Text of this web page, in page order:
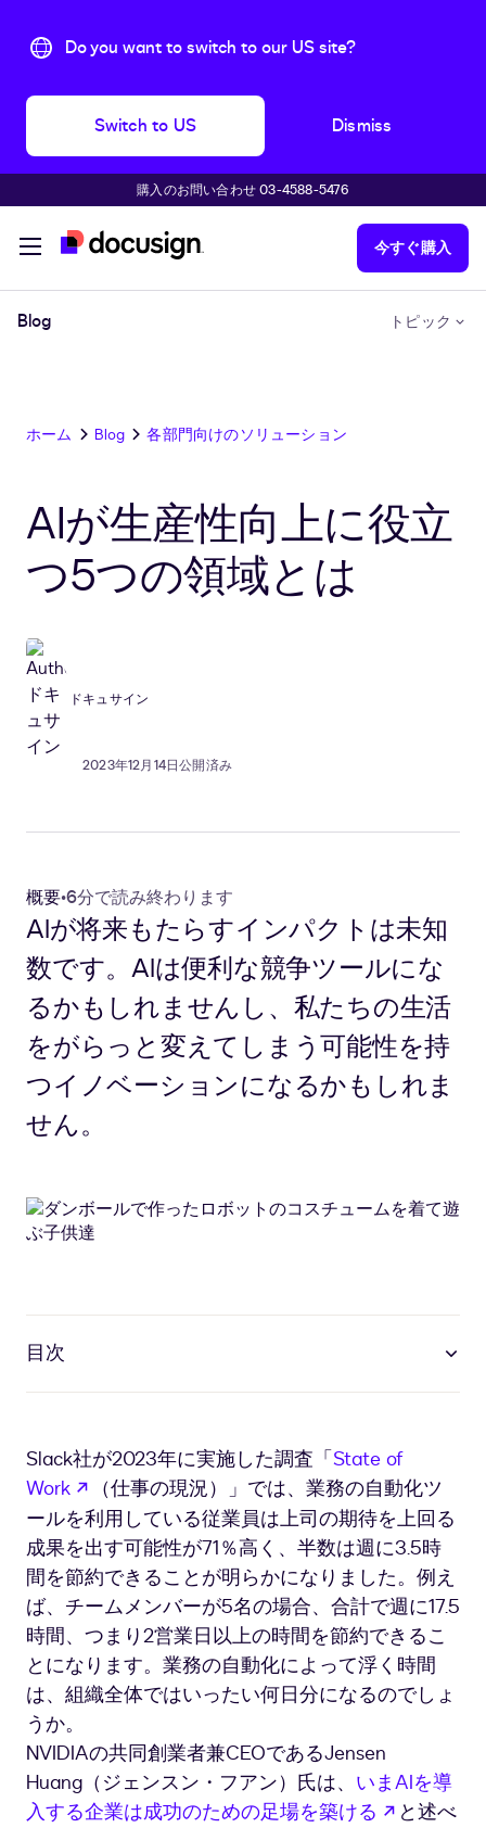
Do you want to switch to our US site?
Switch to US Dismiss
購入のお問い合わせ 03-4588-5476
今すぐ購入
Blog トピック
ホーム Blog 各部門向けのソリューション
AIが生産性向上に役立
つ5つの領域とは
ドキュサイン
2023年12月14日公開済み
概要•6分で読み終わります
AIが将来もたらすインパクトは未知
数です。AIは便利な競争ツールにな
るかもしれませんし、私たちの生活
をがらっと変えてしまう可能性を持
つイノベーションになるかもしれま
せん。
目次
Slack社が2023年に実施した調査「State of
Work
新しいタブで開く
（仕事の現況）」では、業務の自動化ツ
ールを利用している従業員は上司の期待を上回る
成果を出す可能性が71％高く、半数は週に3.5時
間を節約できることが明らかになりました。例え
ば、チームメンバーが5名の場合、合計で週に17.5
時間、つまり2営業日以上の時間を節約できるこ
とになります。業務の自動化によって浮く時間
は、組織全体ではいったい何日分になるのでしょ
うか。
NVIDIAの共同創業者兼CEOであるJensen
Huang（ジェンスン・フアン）氏は、 いまAIを導
入する企業は成功のための足場を築ける
新しいタ
と述べ